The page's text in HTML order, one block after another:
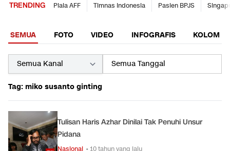
TRENDING Piala AFF Timnas Indonesia Pasien BPJS
SEMUA FOTO VIDEO INFOGRAFIS KOLOM
Tag: miko susanto ginting
Tulisan Haris Azhar Dinilai Tak Penuhi Unsur
Pidana
Nasional • 10 tahun yang lalu